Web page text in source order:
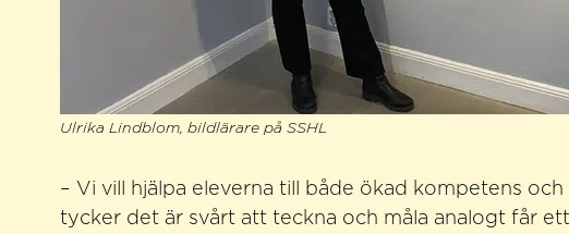
Ulrika Lindblom, bildlärare på SSHL
– Vi vill hjälpa eleverna till både ökad kompetens och
tycker det är svårt att teckna och måla analogt får